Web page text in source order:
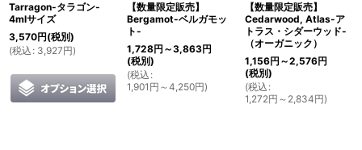
Tarragon-タラゴン-
4mlサイズ
3,570円(税別)
(税込 : 3,927円)
【数量限定販売】
Bergamot-ベルガモッ
ト-
1,728円 ～3,863円
(税別)
(税込 :
1,901 円 ～4,250円)
【数量限定販売】
Cedarwood, Atlas-ア
トラス・シダーウッド-
（オーガニック）
1,156円 ～2,576円
(税別)
(税込 :
1,272円 ～2,834円)